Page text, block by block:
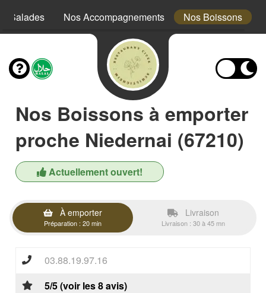
Salades Nos Accompagnements Nos Boissons
Nos Boissons à emporter
proche Niedernai (67210)
Actuellement ouvert!
À emporter
Préparation : 20 min
Livraison
Livraison : 30 à 45 mn
03.88.19.97.16
5/5 (voir les 8 avis)